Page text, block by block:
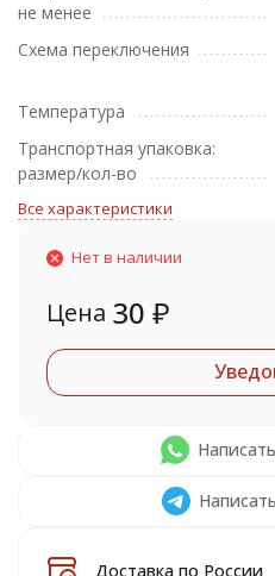
не менее
Схема переключения
Температура
Транспортная упаковка:
размер/кол-во
Все характеристики
Нет в наличии
Цена 30 ₽
Доставка по России